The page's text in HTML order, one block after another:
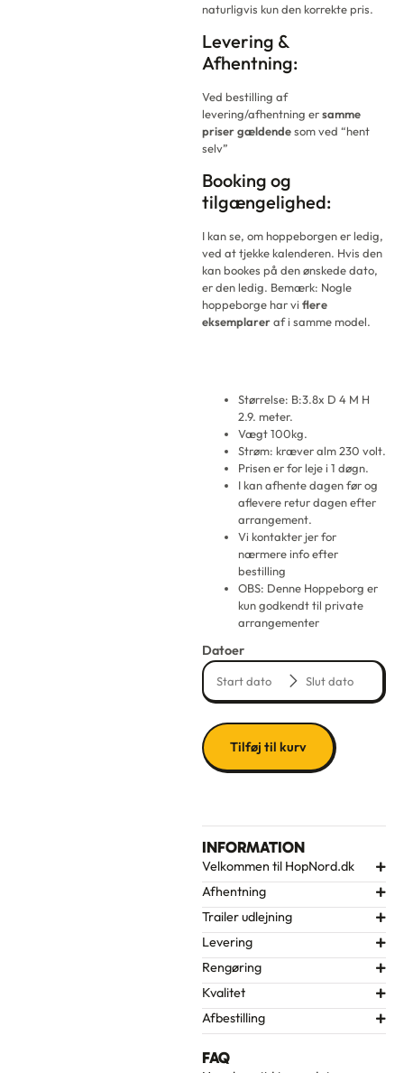
naturligvis kun den korrekte pris.
Levering &
Afhentning:
Ved bestilling af
levering/afhentning ersamme
priser gældendesom ved “hent
selv”
Booking og
tilgængelighed:
I kan se, om hoppeborgen er ledig,
ved at tjekke kalenderen. Hvis den
kan bookes på den ønskede dato,
er den ledig. Bemærk: Nogle
hoppeborge har vi flere
eksemplareraf i samme model.
Størrelse: B:3.8x D 4 M H
2.9. meter.
Vægt 100kg.
Strøm: kræver alm 230 volt.
Prisen er for leje i 1 døgn.
I kan afhente dagen før og
aflevere retur dagen efter
arrangement.
Vi kontakter jer for
nærmere info efter
bestilling
OBS: Denne Hoppeborg er
kun godkendt til private
arrangementer
Datoer
Tilføj til kurv
INFORMATION
Velkommen til HopNord.dk
Afhentning
Trailer udlejning
Levering
Rengøring
Kvalitet
Afbestilling
FAQ